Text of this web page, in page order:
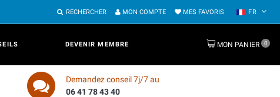
RECHERCHER MON COMPTE MES FAVORIS FR
DEVENIR MEMBRE MON PANIER 0
Demandez conseil 7j/7 au
06 41 78 43 40